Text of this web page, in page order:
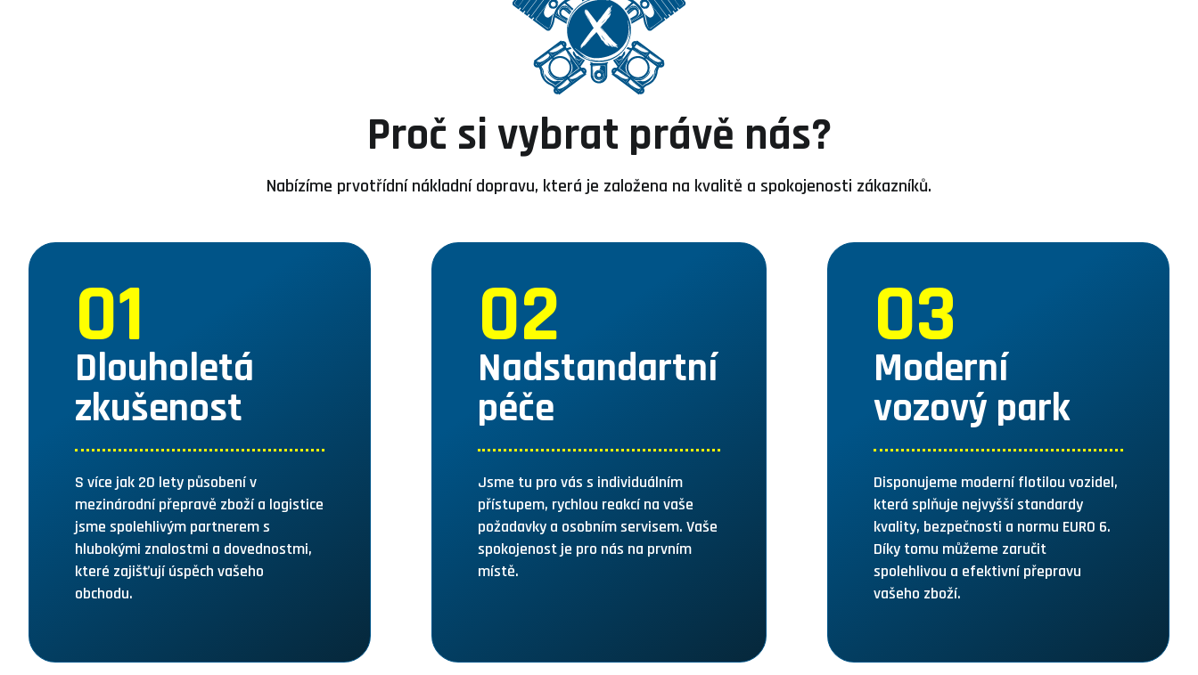
Proč si vybrat právě nás?
Nabízíme prvotřídní nákladní dopravu, která je založena na kvalitě a spokojenosti zákazníků.
01
Dlouholetá
zkušenost
S více jak 20 lety působení v
mezinárodní přepravě zboží a logistice
jsme spolehlivým partnerem s
hlubokými znalostmi a dovednostmi,
které zajišťují úspěch vašeho
obchodu.
02
Nadstandartní
péče
Jsme tu pro vás s individuálním
přístupem, rychlou reakcí na vaše
požadavky a osobním servisem. Vaše
spokojenost je pro nás na prvním
místě.
03
Moderní
vozový park
Disponujeme moderní flotilou vozidel,
která splňuje nejvyšší standardy
kvality, bezpečnosti a normu EURO 6.
Díky tomu můžeme zaručit
spolehlivou a efektivní přepravu
vašeho zboží.